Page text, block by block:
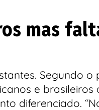
mas
Segundo o
e brasileiros
diferenciado.